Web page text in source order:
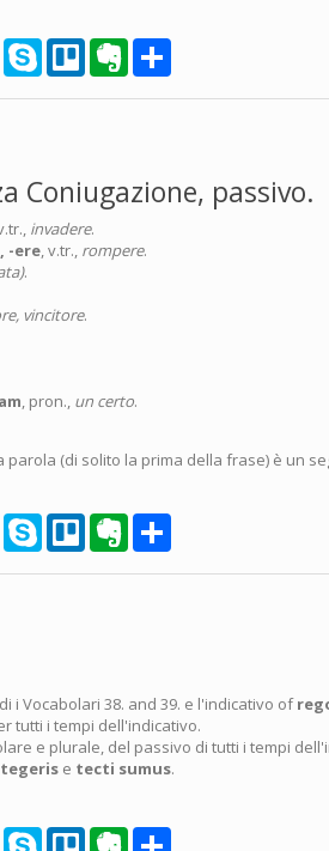
TelegramSkype Trello Evernote
Coniugazione, passivo.
invadere.
-ere , v.tr., rompere.
.
vincitore.
, pron., un certo.
parola (di solito la prima della frase) è un
TelegramSkype Trello Evernote
i Vocabolari 38. and 39. e l'indicativo of
tutti i tempi dell'indicativo.
e plurale, del passivo di tutti i tempi
e tecti sumus.
TelegramSkype Trello Evernote